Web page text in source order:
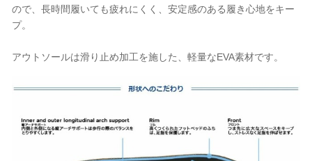
ので、長時間履いても疲れにくく、安定感のある履き心地をキー
プ。
アウトソールは滑り止め加工を施した、軽量なEVA素材です。